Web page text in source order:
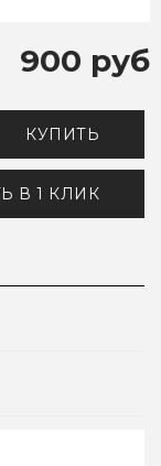
900 руб
КУПИТЬ
В 1 КЛИК